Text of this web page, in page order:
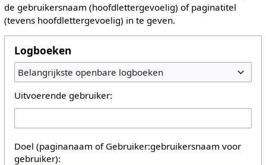
de gebruikersnaam (hoofdlettergevoelig) of paginatitel
(tevens hoofdlettergevoelig) in te geven.
Logboeken
Belangrijkste openbare logboeken
Uitvoerende gebruiker:
Doel (paginanaam of Gebruiker:gebruikersnaam voor
gebruiker):